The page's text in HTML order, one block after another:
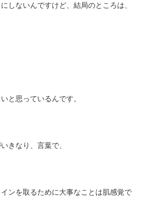
しないんですけど、結局のところは、
と思っているんです。
きなり、言葉で、
インを取るために大事なことは肌感覚で